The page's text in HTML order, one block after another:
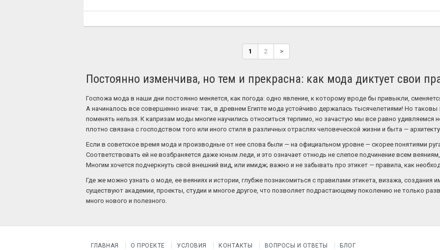
1 2 >
Постоянно изменчива, но тем и прекрасна: как мода диктует свои
Госпожа мода в наши дни постоянно меняется, как погода: одно явление, к которому вроде бы привыкли,
А начиналось все совершенно иначе: так, в древнем Египте мода устойчиво держалась тысячелетиями! Но
поменять нельзя. К капризам моды многие научились относиться терпимо, но зачастую мы все равно
плотно связана с господством того или иного стиля в различных отраслях человеческой жизни и быта —
Если в советское время мода и производные от нее слова были — на официальном уровне — скорее понятиями
Соответствовать ей не возбраняется даже юным леди, и это означает отнюдь не слепое подчинение всем
Многим хочется подчеркнуть свой внешний вид, или имидж; важно и не забывать про этикет — правила, как
Где же можно узнать о моде, ее веяниях и истории, глубже познакомиться с правилами этикета, визажа,
существуют академии, проекты, студии и многое другое, что позволяет подрастающему поколению не только
много нового и полезного.
ГЛАВНАЯ О ПРОЕКТЕ УСЛОВИЯ КОНТАКТЫ ВОПРОСЫ И ОТВЕТЫ БЛОГ